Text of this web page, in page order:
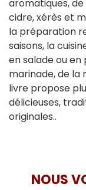
aromatiques, de
cidre, xérès et
la préparation
saisons, la
en salade ou
marinade, de la
livre propose
délicieuses,
originales..
NOUS